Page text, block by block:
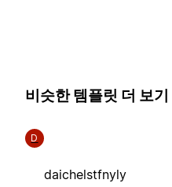
비슷한 템플릿 더 보기
D
daichelstfnyly